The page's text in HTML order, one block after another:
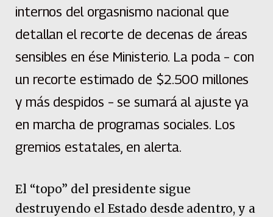
internos del orgasnismo nacional que
detallan el recorte de decenas de áreas
sensibles en ése Ministerio. La poda – con
un recorte estimado de $2.500 millones
y más despidos – se sumará al ajuste ya
en marcha de programas sociales. Los
gremios estatales, en alerta.
El “topo” del presidente sigue
destruyendo el Estado desde adentro, y a